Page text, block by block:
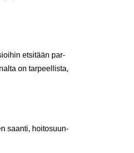
et­si­tään par­
on tar­peel­lis­ta,
saan­ti, hoi­to­suun­